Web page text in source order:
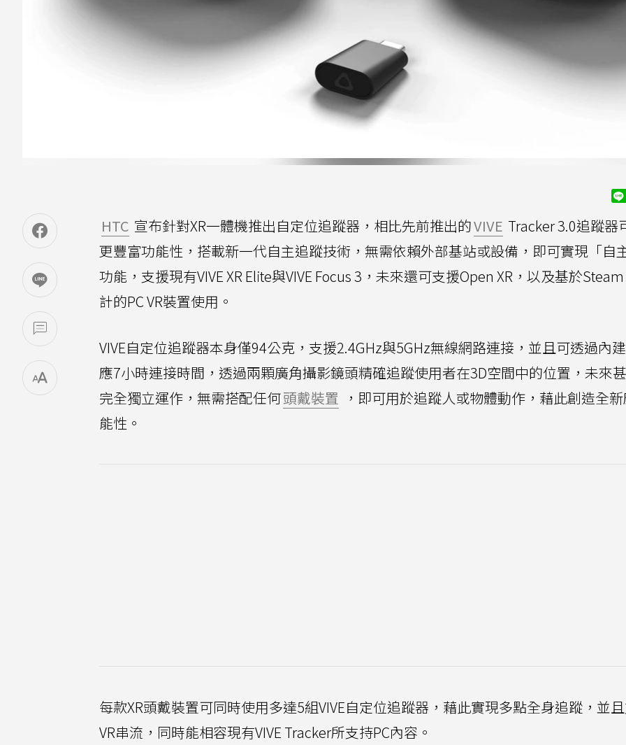
HTC 宣布針對XR一體機推出自定位追蹤器，相比先前推出的VIVE Tracker 3.0追蹤器
更豐富功能性，搭載新一代自主追蹤技術，無需依賴外部基站或設備，即可實現「自
功能，支援現有VIVE XR Elite與VIVE Focus 3，未來還可支援Open XR，以及基於Steam
計的PC VR裝置使用。
VIVE自定位追蹤器本身僅94公克，支援2.4GHz與5GHz無線網路連接，並且可透過內
應7小時連接時間，透過兩顆廣角攝影鏡頭精確追蹤使用者在3D空間中的位置，未來
完全獨立運作，無需搭配任何頭戴裝置 ，即可用於追蹤人或物體動作，藉此創造全
能性。
每款XR頭戴裝置可同時使用多達5組VIVE自定位追蹤器，藉此實現多點全身追蹤，並
VR串流，同時能相容現有VIVE Tracker所支持PC內容。